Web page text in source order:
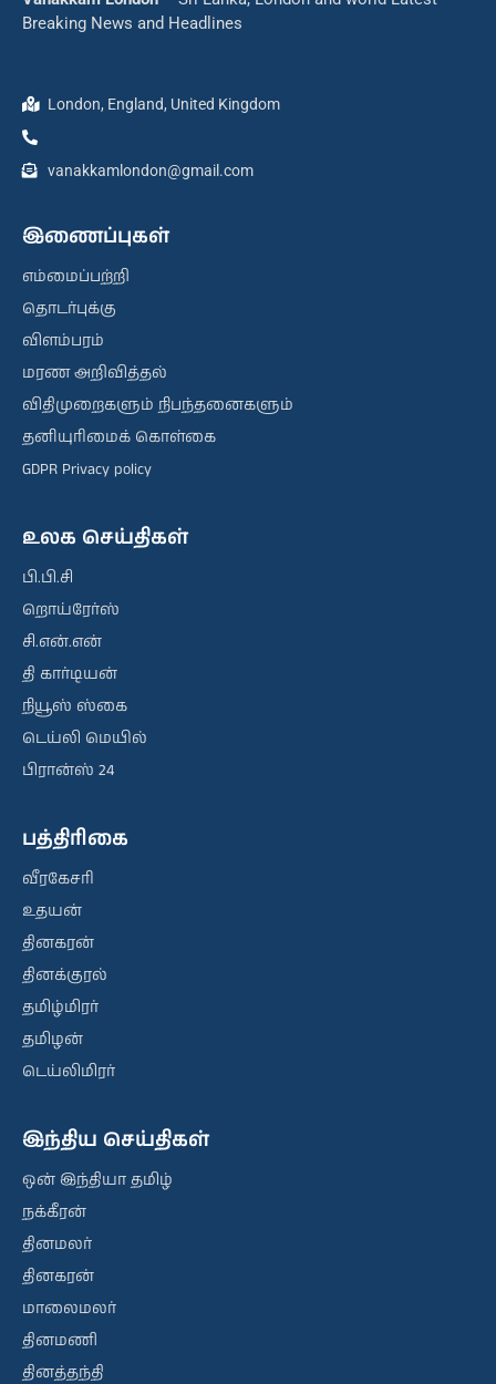
Breaking News and Headlines
London, England, United Kingdom
vanakkamlondon@gmail.com
இணைப்புகள்
எம்மைப்பற்றி
தொடர்புக்கு
விளம்பரம்
மரண அறிவித்தல்
விதிமுறைகளும் நிபந்தனைகளும்
தனியுரிமைக் கொள்கை
GDPR Privacy policy
உலக செய்திகள்
பி.பி.சி
றொய்ரேர்ஸ்
சி.என்.என்
தி கார்டியன்
நியூஸ் ஸ்கை
டெய்லி மெயில்
பிரான்ஸ் 24
பத்திரிகை
வீரகேசரி
உதயன்
தினகரன்
தினக்குரல்
தமிழ்மிரர்
தமிழன்
டெய்லிமிரர்
இந்திய செய்திகள்
ஒன் இந்தியா தமிழ்
நக்கீரன்
தினமலர்
தினகரன்
மாலைமலர்
தினமணி
தினத்தந்தி